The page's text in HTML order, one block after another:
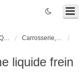
Techniques et Questions Carrosserie, électronique véhicule et habitacle
liquide frein